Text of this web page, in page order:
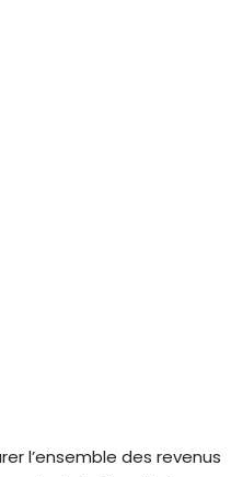
l’ensemble des revenus